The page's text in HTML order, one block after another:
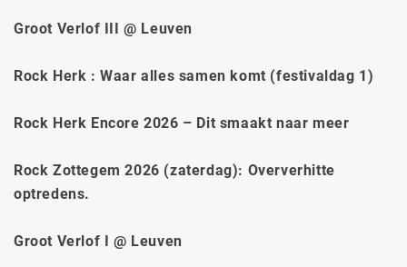
Groot Verlof III @ Leuven
Rock Herk : Waar alles samen komt (festivaldag 1)
Rock Herk Encore 2026 – Dit smaakt naar meer
Rock Zottegem 2026 (zaterdag): Oververhitte
optredens.
Groot Verlof I @ Leuven